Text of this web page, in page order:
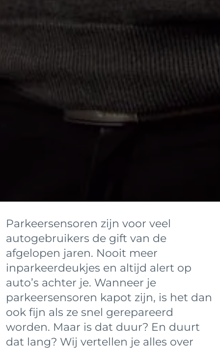
Parkeersensoren zijn voor veel
autogebruikers de gift van de
afgelopen jaren. Nooit meer
inparkeerdeukjes en altijd alert op
auto’s achter je. Wanneer je
parkeersensoren kapot zijn, is het dan
ook fijn als ze snel gerepareerd
worden. Maar is dat duur? En duurt
dat lang? Wij vertellen je alles over